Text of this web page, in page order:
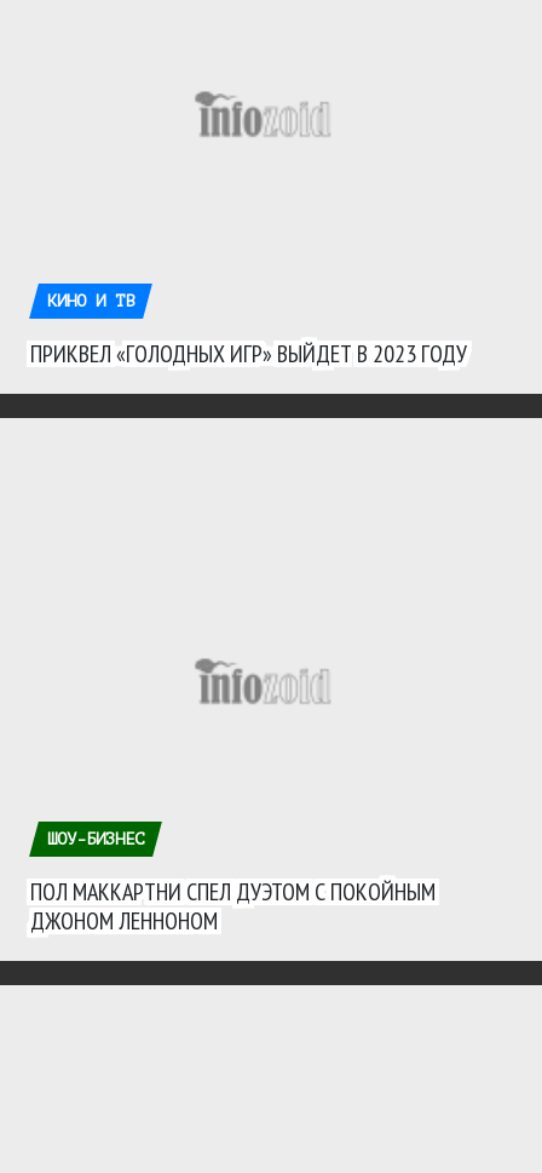
КИНО И ТВ
ПРИКВЕЛ «ГОЛОДНЫХ ИГР» ВЫЙДЕТ В 2023 ГОДУ
ШОУ-БИЗНЕС
ПОЛ МАККАРТНИ СПЕЛ ДУЭТОМ С ПОКОЙНЫМ
ДЖОНОМ ЛЕННОНОМ